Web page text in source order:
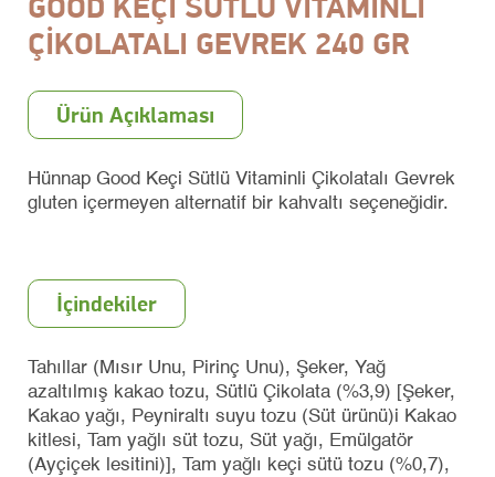
ÇİKOLATALI GEVREK 240 GR
Ürün Açıklaması
Hünnap Good Keçi Sütlü Vitaminli Çikolatalı Gevrek
gluten içermeyen alternatif bir kahvaltı seçeneğidir.
İçindekiler
Tahıllar (Mısır Unu, Pirinç Unu), Şeker, Yağ
azaltılmış kakao tozu, Sütlü Çikolata (%3,9) [Şeker,
Kakao yağı, Peyniraltı suyu tozu (Süt ürünü)i Kakao
kitlesi, Tam yağlı süt tozu, Süt yağı, Emülgatör
(Ayçiçek lesitini)], Tam yağlı keçi sütü tozu (%0,7),